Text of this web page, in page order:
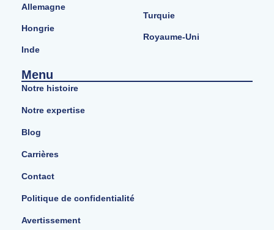
Allemagne
Hongrie
Inde
Turquie
Royaume-Uni
Menu
Notre histoire
Notre expertise
Blog
Carrières
Contact
Politique de confidentialité
Avertissement